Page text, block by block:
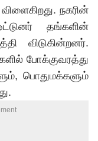
நகரின்
தங்களின்
விடுகின்றனர்.
போக்குவரத்து
பொதுமக்களும்